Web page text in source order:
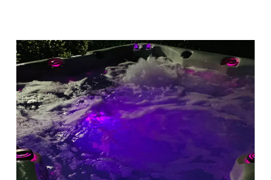
Spas
avec
chromothérapie
et
aromathérapie